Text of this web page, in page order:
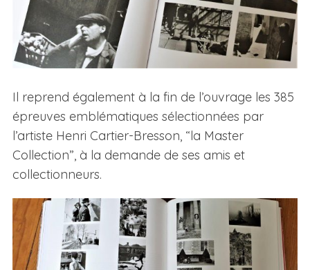
Il reprend également à la fin de l’ouvrage les 385
épreuves emblématiques sélectionnées par
l’artiste Henri Cartier-Bresson, “la Master
Collection”, à la demande de ses amis et
collectionneurs.